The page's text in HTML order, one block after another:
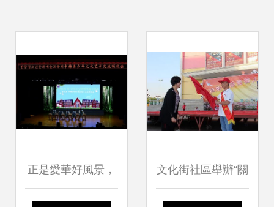
正是愛華好風景， 文化街社區舉辦“關